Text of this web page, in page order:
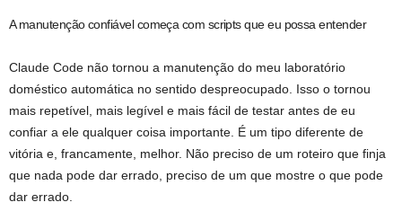
A manutenção confiável começa com scripts que eu possa entender
Claude Code não tornou a manutenção do meu laboratório
doméstico automática no sentido despreocupado. Isso o tornou
mais repetível, mais legível e mais fácil de testar antes de eu
confiar a ele qualquer coisa importante. É um tipo diferente de
vitória e, francamente, melhor. Não preciso de um roteiro que finja
que nada pode dar errado, preciso de um que mostre o que pode
dar errado.